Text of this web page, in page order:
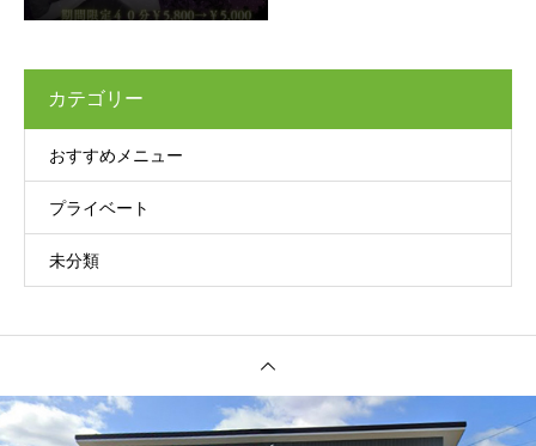
カテゴリー
おすすめメニュー
プライベート
未分類